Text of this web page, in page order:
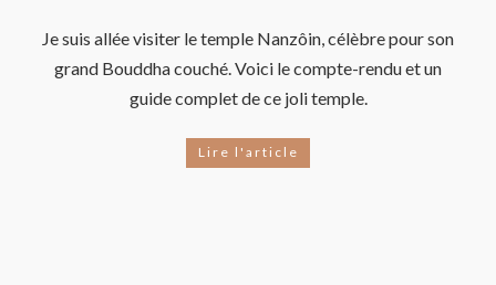
Je suis allée visiter le temple Nanzôin, célèbre pour son
grand Bouddha couché. Voici le compte-rendu et un
guide complet de ce joli temple.
Lire l'article